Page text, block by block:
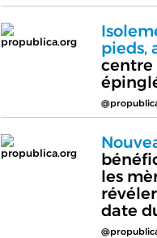
propublica.org
pieds,
centre
propublica.org
les
date